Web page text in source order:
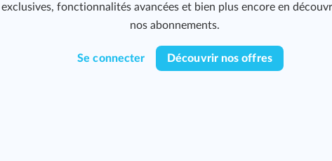
exclusives, fonctionnalités avancées et bien plus encore en
nos abonnements.
Se connecter Découvrir nos offres